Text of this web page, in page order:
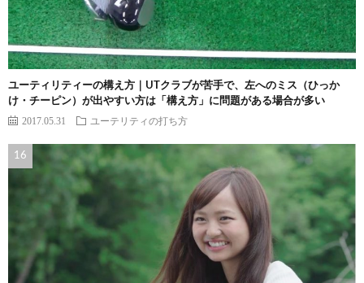
ユーティリティーの構え方｜UTクラブが苦手で、左へのミス（ひっか
け・チーピン）が出やすい方は「構え方」に問題がある場合が多い
2017.05.31 ユーテリティの打ち方